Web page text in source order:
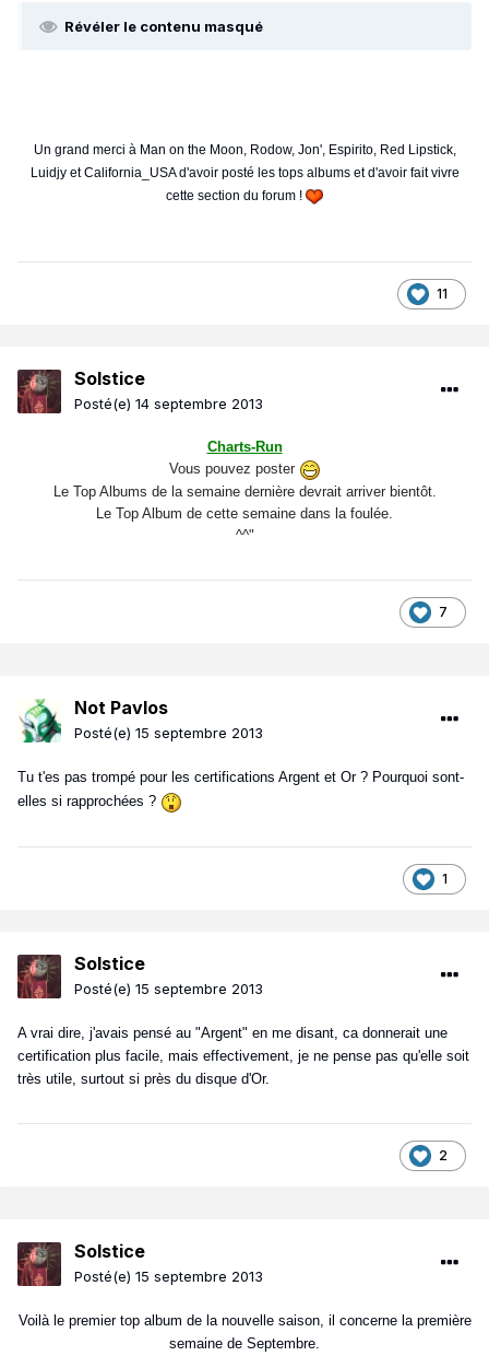
Révéler le contenu masqué
Un grand merci à Man on the Moon, Rodow, Jon', Espirito, Red Lipstick,
Luidjy et California_USA d'avoir posté les tops albums et d'avoir fait vivre
cette section du forum !
11
Solstice
Posté(e) 14 septembre 2013
Charts-Run
Vous pouvez poster
Le Top Albums de la semaine dernière devrait arriver bientôt.
Le Top Album de cette semaine dans la foulée.
^^"
7
Not Pavlos
Posté(e) 15 septembre 2013
Tu t'es pas trompé pour les certifications Argent et Or ? Pourquoi sont-
elles si rapprochées ?
1
Solstice
Posté(e) 15 septembre 2013
A vrai dire, j'avais pensé au "Argent" en me disant, ca donnerait une
certification plus facile, mais effectivement, je ne pense pas qu'elle soit
très utile, surtout si près du disque d'Or.
2
Solstice
Posté(e) 15 septembre 2013
Voilà le premier top album de la nouvelle saison, il concerne la première
semaine de Septembre.